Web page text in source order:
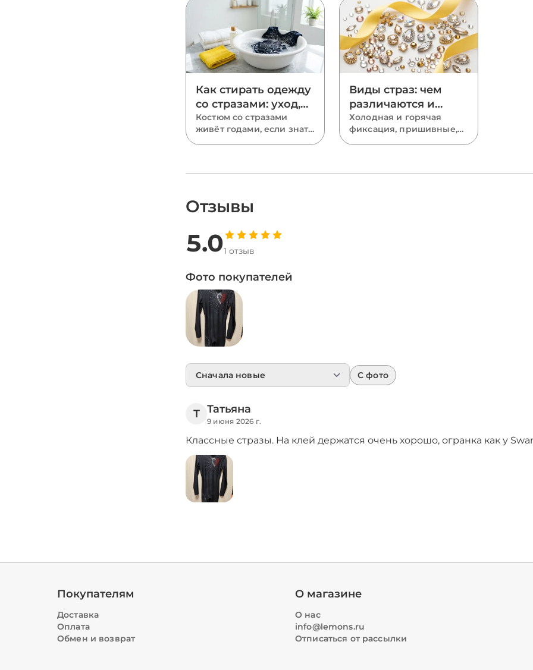
переплата окупается, а
где достаточно классики
— с рабочей пропорцией
80/20.
фасовки, база в запасе,
миксы размеров, акрил
там, где он уместен, и
одна партия на проект.
Как стирать одежду
со стразами: уход,
хранение и ремонт
декора
Костюм со стразами
живёт годами, если знать
расшитыми вещами:
стирка, глажка, хранение
и ремонт отклеившихся
Виды страз: чем
различаются и
какие выбрать —
полный гид
Холодная и горячая
фиксация, пришивные,
страз и подсказываем,
Отзывы
5.01 отзыв
Фото покупателей
С фото
Т Татьяна
9 июня 2026 г.
Классные стразы. На клей держатся очень хорошо, огранка как у
Покупателям
Доставка
Оплата
Обмен и возврат
О магазине
О нас
info@lemons.ru
Отписаться от рассылки